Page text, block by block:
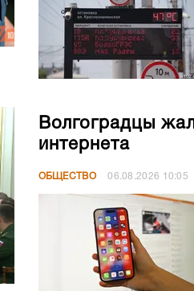
Волгоградцы
интернета
ОБЩЕСТВО 06.08.2026 10:05